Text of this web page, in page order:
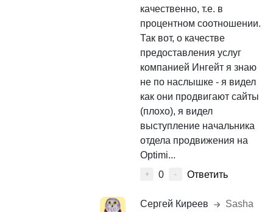
качественно, т.е. в
процентном соотношении.
Так вот, о качестве
предоставления услуг
компанией Ингейт я знаю
не по наслышке - я видел
как они продвигают сайты
(плохо), я видел
выступление начальника
отдела продвижения на
Optimi...
+ 0 - Ответить
Сергей Киреев
Sasha